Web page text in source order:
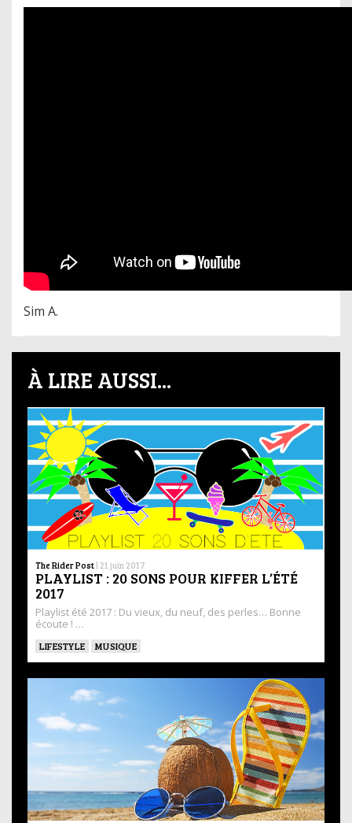
Sim A.
À LIRE AUSSI...
The Rider Post | 21 juin 2017
PLAYLIST : 20 SONS POUR KIFFER L’ÉTÉ
2017
Playlist été 2017 : Du vieux, du neuf, des perles… Bonne
écoute ! …
LIFESTYLE MUSIQUE